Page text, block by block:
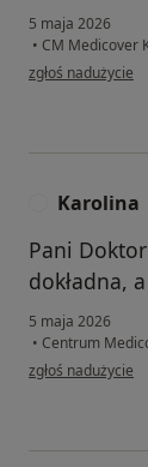
5 maja 2026
• CM Medicover
w opinii
zgłoś nadużycie
Karolina
Pani
dokładna,
5 maja 2026
• Centrum
w opinii
zgłoś nadużycie